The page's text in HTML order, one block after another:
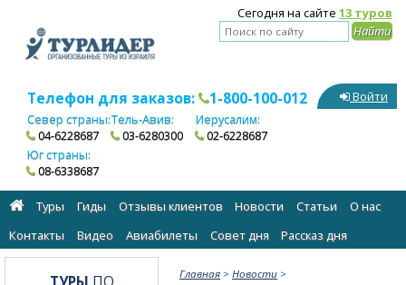
Сегодня на сайте 13 туров
Телефон для заказов: 1-800-100-012
Север страны:
04-6228687
Тель-Авив:
03-6280300
Иерусалим:
02-6228687
Юг страны:
08-6338687
Войти
Туры Гиды Отзывы клиентов Новости Статьи
О нас
Контакты
Видео Авиабилеты Cовет дня Рассказ дня
Главная >Новости >
ТУРЫ ПО